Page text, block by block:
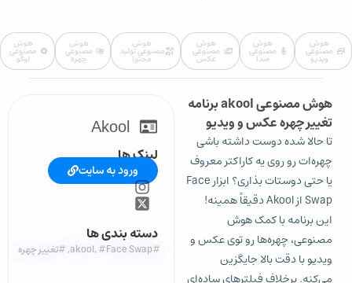
هوش
مصنوعی
ویدیو
هوش
مصنوعی
صدا
هوش
مصنوعی
عکس
هوش
مصنوعی تولید
محتوا
هوش
مصنوعی
چهره
هوش
مصنوعی
لوگو
هوش مصنوعی akool برنامه
تغییر چهره عکس و ویدیو
تا حالا شده دوست داشته باشی
چهره‌ات رو روی یه کاراکتر معروف
یا حتی دوستات بذاری؟ ابزار Face
Swap از Akool دقیقاً همینه!
این برنامه با کمک هوش
مصنوعی، چهره‌ها رو توی عکس و
ویدیو با دقت بالا جایگزین
می‌کنه. برخلاف فیلترهای ساده‌ای
Akool
لینک ها
ورود به سایت
دسته بندی ها
#akool
,#Face Swap
,#تغییر چهره